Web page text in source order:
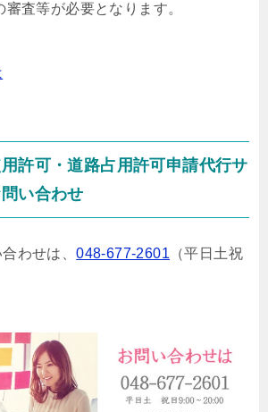
査等が必要となります。
許可・道路占用許可申請代行サ
い合わせ
わせは、048-677-2601 （平日土祝